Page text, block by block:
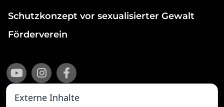
Schutzkonzept vor sexualisierter Gewalt
Förderverein
Externe Inhalte